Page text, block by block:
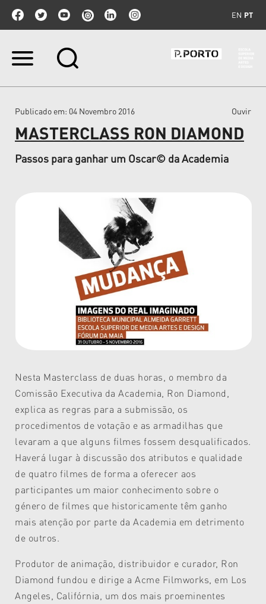
EN PT
Ir
Ir
navegação
Publicado em: 04 Novembro 2016 Ouvir
MASTERCLASS RON DIAMOND
Passos para ganhar um Oscar© da Academia
Nesta Masterclass de duas horas, o membro da
Comissão Executiva da Academia, Ron Diamond,
explica as regras para a submissão, os
procedimentos de votação e as armadilhas que
levaram a que alguns filmes fossem desqualificados.
Haverá lugar à discussão dos atributos e qualidade
de quatro filmes de forma a oferecer aos
participantes um maior conhecimento sobre o
género de filmes que historicamente têm ganho
mais atenção por parte da Academia em detrimento
de outros.
Produtor de animação, distribuidor e curador, Ron
Diamond fundou e dirige a Acme Filmworks, em Los
Angeles, Califórnia, um dos mais proeminentes